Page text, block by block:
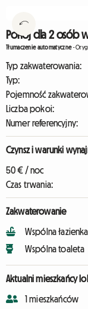
Pokój dla 2 osób
Tłumaczenie automatyczne-
Typ zakwaterowania:
Typ:
Pojemność
Liczba pokoi:
Numer referencyjny:
Czynsz i warunki
50 € / noc
Czas trwania:
Zakwaterowanie
Wspólna łazienka
Wspólna toaleta
Aktualni mieszkańcy
1 mieszkańców